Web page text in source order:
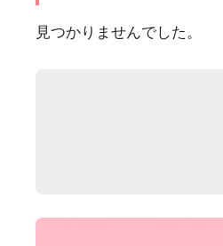
見つかりませんでした。